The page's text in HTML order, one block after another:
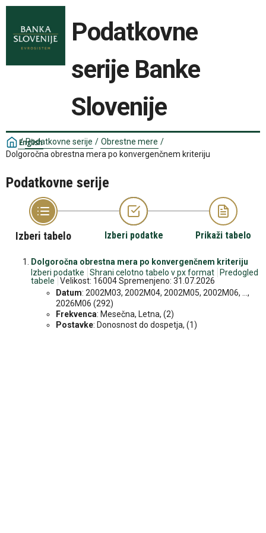
Podatkovne
serije Banke
Slovenije
English
/ Podatkovne serije / Obrestne mere /
Dolgoročna obrestna mera po konvergenčnem kriteriju
Podatkovne serije
Izberi tabelo Izberi podatke Prikaži tabelo
Dolgoročna obrestna mera po konvergenčnem kriteriju
Izberi podatke
Shrani celotno tabelo v px format
Predogled
tabele
Velikost: 16004 Spremenjeno: 31.07.2026
Datum: 2002M03, 2002M04, 2002M05, 2002M06, ...,
2026M06 (292)
Frekvenca: Mesečna, Letna, (2)
Postavke: Donosnost do dospetja, (1)